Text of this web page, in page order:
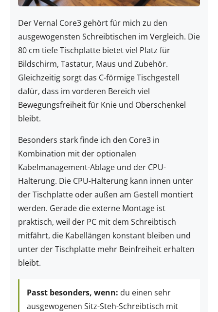
Der Vernal Core3 gehört für mich zu den
ausgewogensten Schreibtischen im Vergleich. Die
80 cm tiefe Tischplatte bietet viel Platz für
Bildschirm, Tastatur, Maus und Zubehör.
Gleichzeitig sorgt das C-förmige Tischgestell
dafür, dass im vorderen Bereich viel
Bewegungsfreiheit für Knie und Oberschenkel
bleibt.
Besonders stark finde ich den Core3 in
Kombination mit der optionalen
Kabelmanagement-Ablage und der CPU-
Halterung. Die CPU-Halterung kann innen unter
der Tischplatte oder außen am Gestell montiert
werden. Gerade die externe Montage ist
praktisch, weil der PC mit dem Schreibtisch
mitfährt, die Kabellängen konstant bleiben und
unter der Tischplatte mehr Beinfreiheit erhalten
bleibt.
Passt besonders, wenn: du einen sehr
ausgewogenen Sitz-Steh-Schreibtisch mit